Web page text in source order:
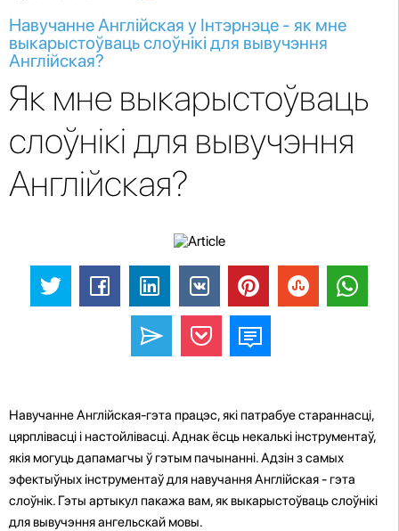
Навучанне Англійская у Інтэрнэце - як мне
выкарыстоўваць слоўнікі для вывучэння
Англійская?
Як мне выкарыстоўваць
слоўнікі для вывучэння
Англійская?
Навучанне Англійская-гэта працэс, які патрабуе стараннасці,
цярплівасці і настойлівасці. Аднак ёсць некалькі інструментаў,
якія могуць дапамагчы ў гэтым пачынанні. Адзін з самых
эфектыўных інструментаў для навучання Англійская - гэта
слоўнік. Гэты артыкул пакажа вам, як выкарыстоўваць слоўнікі
для вывучэння ангельскай мовы.